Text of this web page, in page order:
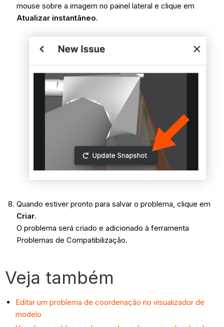
mouse sobre a imagem no painel lateral e clique em
Atualizar instantâneo.
Quando estiver pronto para salvar o problema, clique em
Criar.
O problema será criado e adicionado à ferramenta
Problemas de Compatibilização.
Veja também
Editar um problema de coordenação no visualizador de
modelo